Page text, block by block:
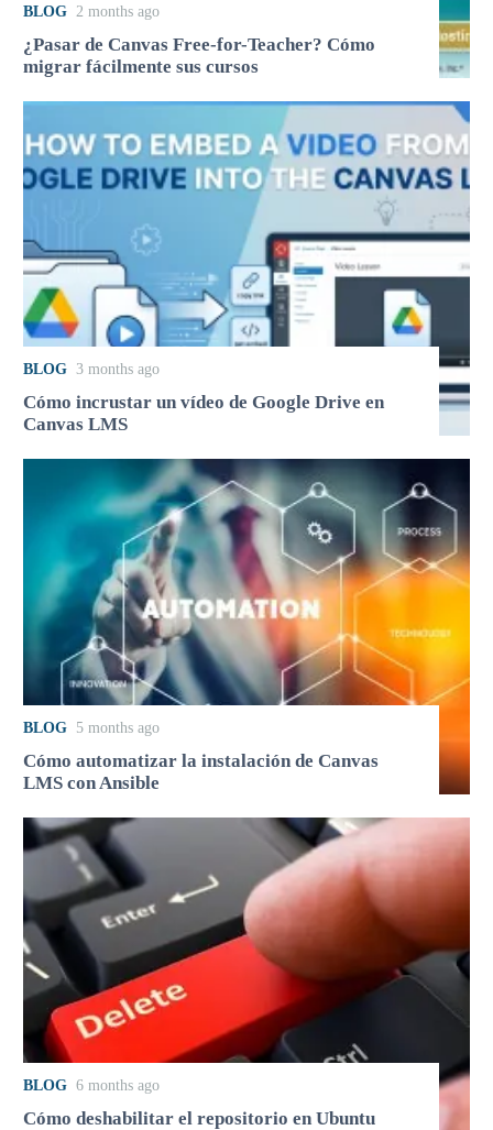
BLOG 2 months ago
¿Pasar de Canvas Free-for-Teacher? Cómo
migrar fácilmente sus cursos
BLOG 3 months ago
Cómo incrustar un vídeo de Google Drive en
Canvas LMS
BLOG 5 months ago
Cómo automatizar la instalación de Canvas
LMS con Ansible
BLOG 6 months ago
Cómo deshabilitar el repositorio en Ubuntu